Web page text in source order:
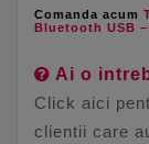
Comanda acum
Bluetooth USB
Ai o
Click aici
clientii care